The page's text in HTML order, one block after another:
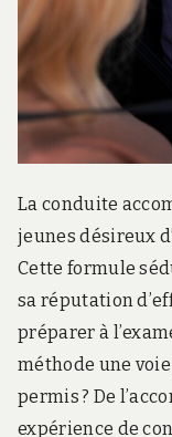
.
c
La conduite
jeunes désireux
Cette formule
sa réputation
préparer à
méthode une
permis ? De
expérience de